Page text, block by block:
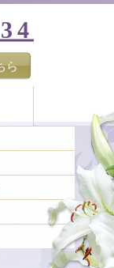
ら
い